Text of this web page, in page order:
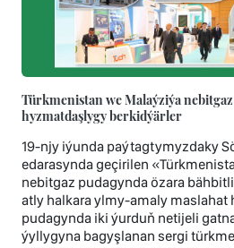
Türkmenistan we Malaýziýa
hyzmatdaşlygy berkidýärler
19-njy iýunda paýtagtymyzdaky
edarasynda geçirilen
nebitgaz pudagynda özara
atly halkara ylmy-amaly maslahat
pudagynda iki ýurduň netijeli
ýyllygyna bagyşlanan sergi